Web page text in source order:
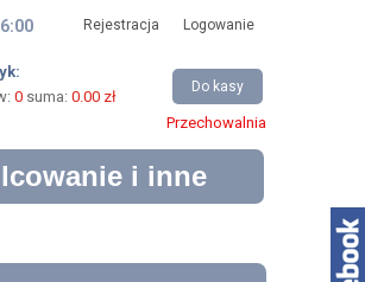
Rejestracja Logowanie
0suma: 0.00 zł
Do kasy
Przechowalnia
i inne